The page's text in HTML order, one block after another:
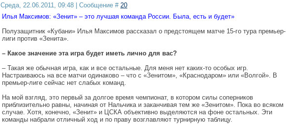
Среда, 22.06.2011, 09:48 | Сообщение # 20
Илья Максимов: «Зенит» – это лучшая команда России. Была, есть и будет»
Полузащитник «Кубани» Илья Максимов рассказал о предстоящем матче 15-го тура премьер-
лиги против «Зенита».
– Какое значение эта игра будет иметь лично для вас?
– Такая же обычная игра, как и все остальные. Для меня нет каких-то особых игр.
Настраиваюсь на все матчи одинаково – что с «Зенитом», «Краснодаром» или «Волгой». В
премьер-лиге сейчас нет слабых команд.
На мой взгляд, это первый за долгое время чемпионат, в котором силы соперников
приблизительно равны, начиная от Нальчика и заканчивая тем же «Зенитом». Пока во всяком
случае. Хотя, конечно, «Зенит» и ЦСКА объективно выделяются на фоне остальных. Эти
команды набрали отличный ход и по праву возглавляют турнирную таблицу.